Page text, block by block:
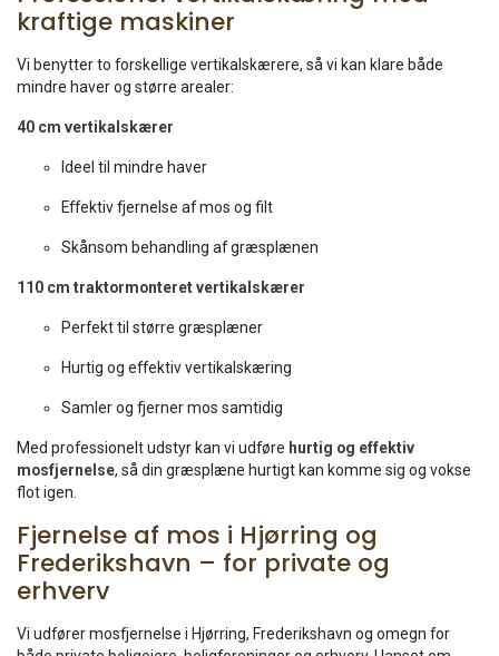
kraftige maskiner
Vi benytter to forskellige vertikalskærere, så vi kan klare både
mindre haver og større arealer:
40 cm vertikalskærer
Ideel til mindre haver
Effektiv fjernelse af mos og filt
Skånsom behandling af græsplænen
110 cm traktormonteret vertikalskærer
Perfekt til større græsplæner
Hurtig og effektiv vertikalskæring
Samler og fjerner mos samtidig
Med professionelt udstyr kan vi udføre hurtig og effektiv
mosfjernelse, så din græsplæne hurtigt kan komme sig og vokse
flot igen.
Fjernelse af mos i Hjørring og
Frederikshavn – for private og
erhverv
Vi udfører mosfjernelse i Hjørring, Frederikshavn og omegn for